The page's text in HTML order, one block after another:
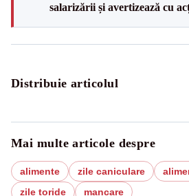
salarizării și avertizează cu
Distribuie articolul
Mai multe articole despre
alimente zile caniculare
zile toride
mancare